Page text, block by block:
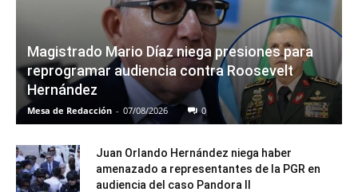
Magistrado Mario Díaz niega presiones para
reprogramar audiencia contra Roosevelt
Hernández
Mesa de Redacción - 07/08/2026 0
Juan Orlando Hernández niega haber
amenazado a representantes de la PGR en
audiencia del caso Pandora II